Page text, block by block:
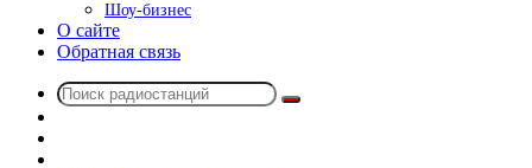
Шоу-бизнес
О сайте
Обратная связь
Поиск